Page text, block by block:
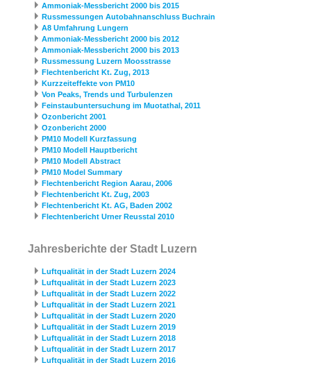
Ammoniak-Messbericht 2000 bis 2015
Russmessungen Autobahnanschluss Buchrain
A8 Umfahrung Lungern
Ammoniak-Messbericht 2000 bis 2012
Ammoniak-Messbericht 2000 bis 2013
Russmessung Luzern Moosstrasse
Flechtenbericht Kt. Zug, 2013
Kurzzeiteffekte von PM10
Von Peaks, Trends und Turbulenzen
Feinstaubuntersuchung im Muotathal, 2011
Ozonbericht 2001
Ozonbericht 2000
PM10 Modell Kurzfassung
PM10 Modell Hauptbericht
PM10 Modell Abstract
PM10 Model Summary
Flechtenbericht Region Aarau, 2006
Flechtenbericht Kt. Zug, 2003
Flechtenbericht Kt. AG, Baden 2002
Flechtenbericht Urner Reusstal 2010
Jahresberichte der Stadt Luzern
Luftqualität in der Stadt Luzern 2024
Luftqualität in der Stadt Luzern 2023
Luftqualität in der Stadt Luzern 2022
Luftqualität in der Stadt Luzern 2021
Luftqualität in der Stadt Luzern 2020
Luftqualität in der Stadt Luzern 2019
Luftqualität in der Stadt Luzern 2018
Luftqualität in der Stadt Luzern 2017
Luftqualität in der Stadt Luzern 2016